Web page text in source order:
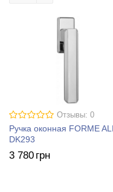
Отзывы: 0
Ручка оконная FORME
DK293
3 780 грн